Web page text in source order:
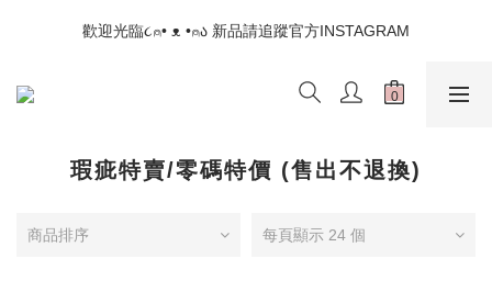
📣如果遇到結帳沒有反應，請另開瀏覽器 (不要直接從ig連結網站
下單)
歡迎光臨૮⍝• ᴥ •⍝ა 新品請追蹤官方INSTAGRAM
📣如果遇到結帳沒有反應，請另開瀏覽器 (不要直接從ig連結網站
瑕疵特賣/零碼特價 (售出不退換)
商品排序 每頁顯示 24 個